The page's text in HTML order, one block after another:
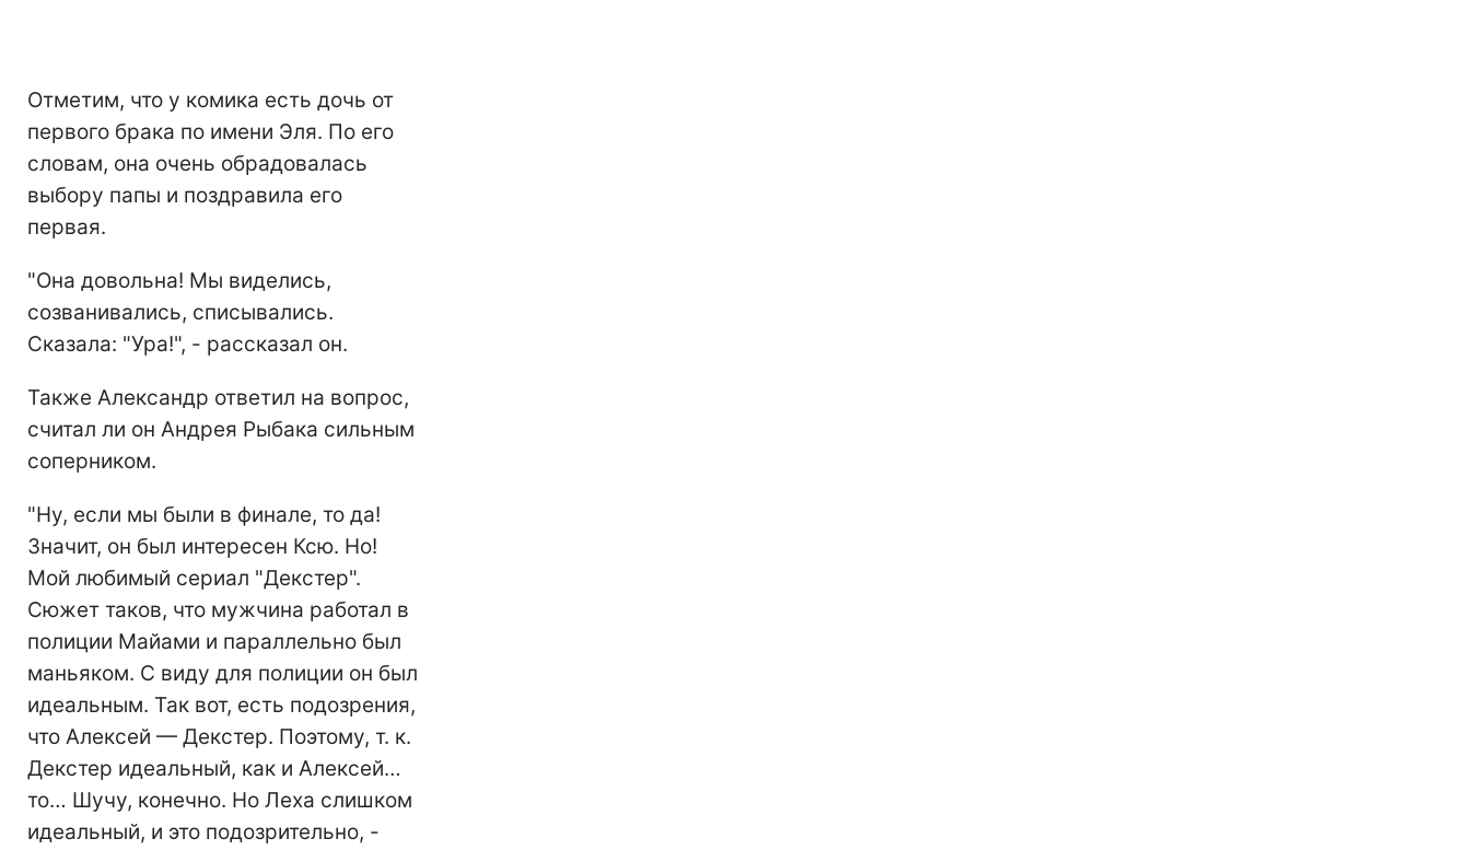
Отметим, что у комика есть дочь от
первого брака по имени Эля. По его
словам, она очень обрадовалась
выбору папы и поздравила его
первая.
"Она довольна! Мы виделись,
созванивались, списывались.
Сказала: "Ура!", - рассказал он.
Также Александр ответил на вопрос,
считал ли он Андрея Рыбака сильным
соперником.
"Ну, если мы были в финале, то да!
Значит, он был интересен Ксю. Но!
Мой любимый сериал "Декстер".
Сюжет таков, что мужчина работал в
полиции Майами и параллельно был
маньяком. С виду для полиции он был
идеальным. Так вот, есть подозрения,
что Алексей — Декстер. Поэтому, т. к.
Декстер идеальный, как и Алексей…
то… Шучу, конечно. Но Леха слишком
идеальный, и это подозрительно, -